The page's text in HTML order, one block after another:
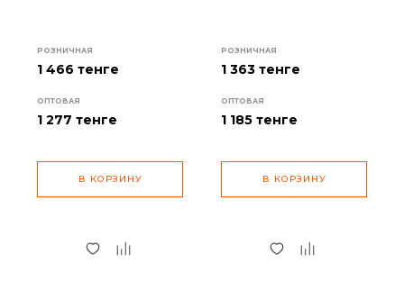
РОЗНИЧНАЯ
1 466 тенге
ОПТОВАЯ
1 277 тенге
В КОРЗИНУ
РОЗНИЧНАЯ
1 363 тенге
ОПТОВАЯ
1 185 тенге
В КОРЗИНУ